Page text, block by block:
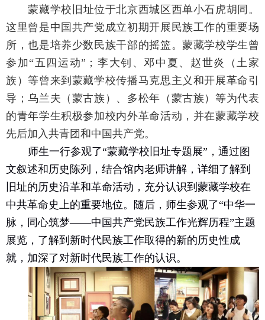
蒙藏学校旧址位于北京西城区西单小石虎胡同。
这里曾是中国共产党成立初期开展民族工作的重要场
所，也是培养少数民族干部的摇篮。蒙藏学校学生曾
参加“五四运动”；李大钊、邓中夏、赵世炎（土家
族）等曾来到蒙藏学校传播马克思主义和开展革命引
导；乌兰夫（蒙古族）、多松年（蒙古族）等为代表
的青年学生积极参加校内外革命活动，并在蒙藏学校
先后加入共青团和中国共产党。
师生一行参观了“蒙藏学校旧址专题展”，通过图
文叙述和历史陈列，结合馆内老师讲解，详细了解到
旧址的历史沿革和革命活动，充分认识到蒙藏学校在
中共革命史上的重要地位。随后，师生参观了“中华一
脉，同心筑梦——中国共产党民族工作光辉历程”主题
展览，了解到新时代民族工作取得的新的历史性成
就，加深了对新时代民族工作的认识。